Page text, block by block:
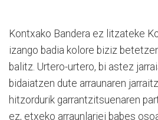
Kontxako Bandera ez litzateke
izango badia kolore biziz
balitz. Urtero-urtero, bi astez
bidaiatzen dute arraunaren
hitzordurik garrantzitsuenaren
ez, etxeko arraunlariei babes